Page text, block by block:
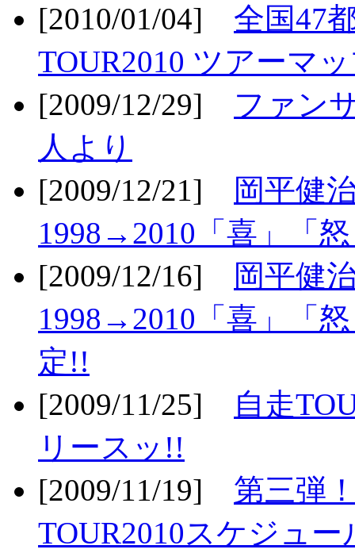
[2010/01/04] 全国47
TOUR2010 ツアーマ
[2009/12/29] ファン
人より
[2009/12/21]
岡平健
1998→2010「喜」「
[2009/12/16]
岡平健
1998→2010「喜」「
定!!
[2009/11/25]
自走
リースッ!!
[2009/11/19] 第三弾
TOUR2010スケジュー